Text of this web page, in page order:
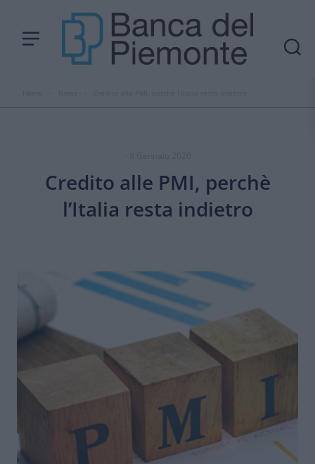
Credito alle PMI, perchè
l’Italia resta indietro